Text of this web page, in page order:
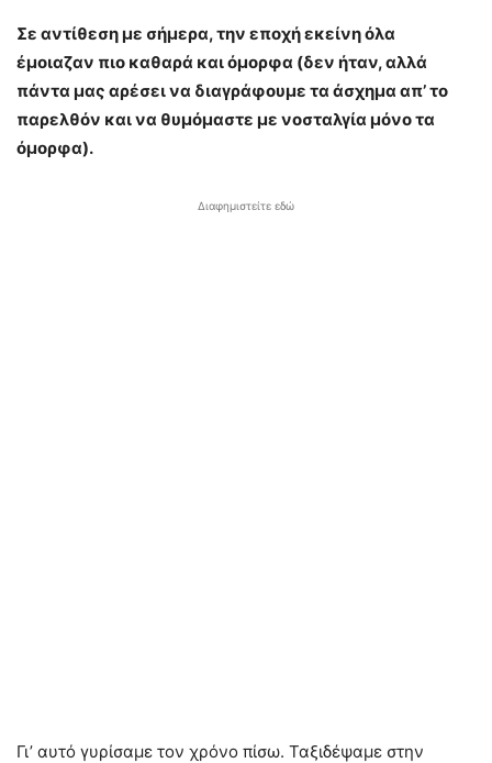
Σε αντίθεση με σήμερα, την εποχή εκείνη όλα
έμοιαζαν πιο καθαρά και όμορφα (δεν ήταν, αλλά
πάντα μας αρέσει να διαγράφουμε τα άσχημα απ’ το
παρελθόν και να θυμόμαστε με νοσταλγία μόνο τα
όμορφα).
Διαφημιστείτε εδώ
Γι’ αυτό γυρίσαμε τον χρόνο πίσω. Ταξιδέψαμε στην